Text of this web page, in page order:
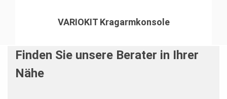
VARIOKIT Kragarmkonsole
Finden Sie unsere Berater in Ihrer
Nähe